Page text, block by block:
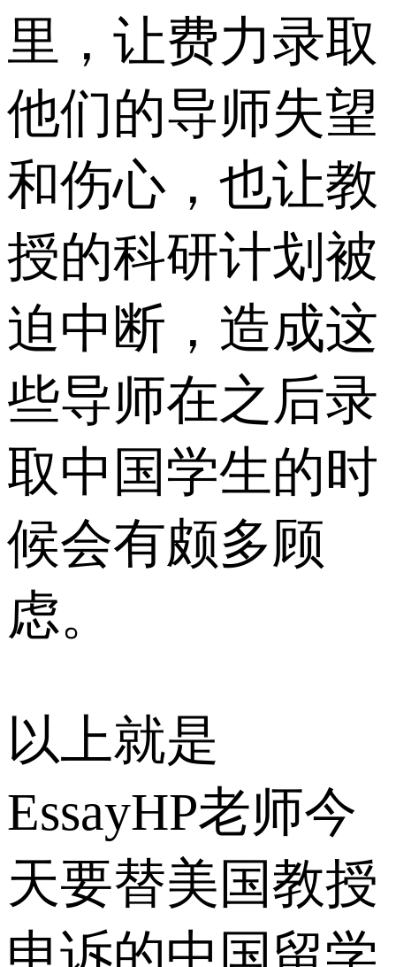
里，让费力录取
他们的导师失望
和伤心，也让教
授的科研计划被
迫中断，造成这
些导师在之后录
取中国学生的时
候会有颇多顾
虑。
以上就是
EssayHP老师今
天要替美国教授
申诉的中国留学